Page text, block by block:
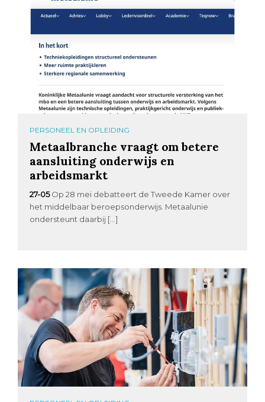
PERSONEEL EN OPLEIDING
Metaalbranche vraagt om betere
aansluiting onderwijs en
arbeidsmarkt
27-05 Op 28 mei debatteert de Tweede Kamer over
het middelbaar beroepsonderwijs. Metaalunie
ondersteunt daarbij […]